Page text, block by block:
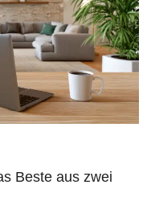
Beste aus zwei